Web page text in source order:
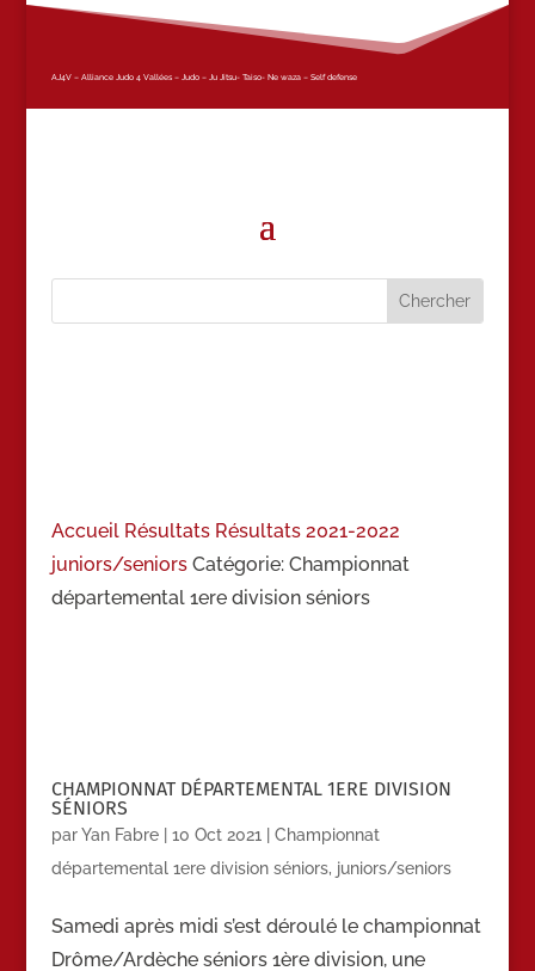
AJ4V – Alliance Judo 4 Vallées – Judo – Ju Jitsu- Taiso- Ne waza – Self defense
Accueil Résultats Résultats 2021-2022
juniors/seniors Catégorie: Championnat
départemental 1ere division séniors
CHAMPIONNAT DÉPARTEMENTAL 1ERE DIVISION
SÉNIORS
parYan Fabre| 10 Oct 2021
Championnat
départemental 1ere division séniors, juniors/seniors
Samedi après midi s’est déroulé le championnat
Drôme/Ardèche séniors 1ère division, une